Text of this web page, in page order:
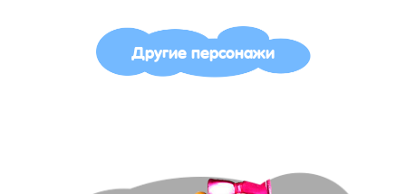
Другие персонажи